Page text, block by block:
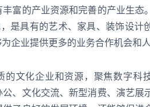
富的产业资源和完善的产业生态
是具有的艺术、家具、装饰设计
企业提供更多的业务合作机会和人
文化企业和资源，聚焦数字科
、文化交流、新型消费、演艺展